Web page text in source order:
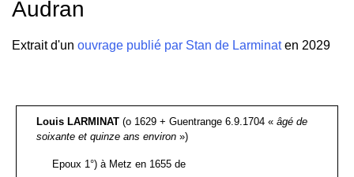
Audran
Extrait d'un ouvrage publié par Stan de Larminaten 2029
Louis LARMINAT (o 1629 + Guentrange 6.9.1704 « âgé de
soixante et quinze ans environ »)
Epoux 1°) à Metz en 1655 de